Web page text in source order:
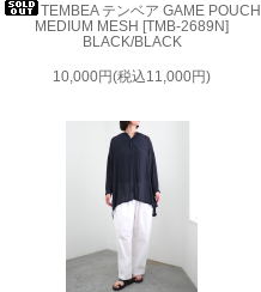
TEMBEA テンベア GAME POUCH
MEDIUM MESH [TMB-2689N]
BLACK/BLACK
10,000円(税込11,000円)